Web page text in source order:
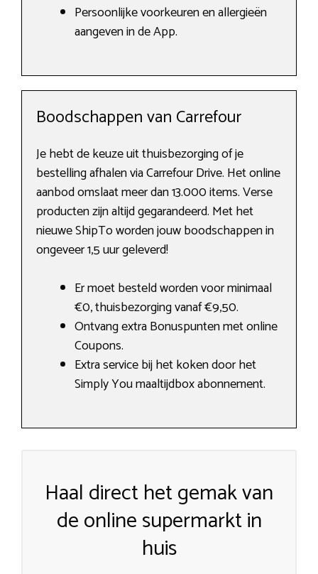
Persoonlijke voorkeuren en allergieën
aangeven in de App.
Boodschappen van Carrefour
Je hebt de keuze uit thuisbezorging of je
bestelling afhalen via Carrefour Drive. Het online
aanbod omslaat meer dan 13.000 items. Verse
producten zijn altijd gegarandeerd. Met het
nieuwe ShipTo worden jouw boodschappen in
ongeveer 1,5 uur geleverd!
Er moet besteld worden voor minimaal
€0, thuisbezorging vanaf €9,50.
Ontvang extra Bonuspunten met online
Coupons.
Extra service bij het koken door het
Simply You maaltijdbox abonnement.
Haal direct het gemak van
de online supermarkt in
huis